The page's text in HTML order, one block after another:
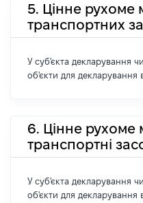
5. Цінне рухоме
транспортних
У суб'єкта декларування чи
об'єкти для декларування
6. Цінне рухоме
транспортні
У суб'єкта декларування чи
об'єкти для декларування